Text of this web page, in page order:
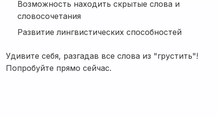
Возможность находить скрытые слова и
словосочетания
Развитие лингвистических способностей
Удивите себя, разгадав все слова из "грустить"!
Попробуйте прямо сейчас.